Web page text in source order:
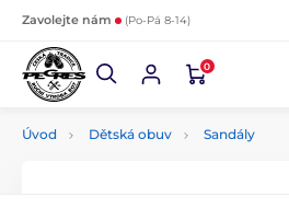
Zavolejte nám (Po-Pá 8-14)
0
Úvod Dětská obuv Sandály